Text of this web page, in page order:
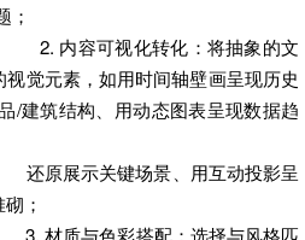
；
2. 内容可视化转化：将抽象的文
觉元素，如用时间轴壁画呈现历史
/建筑结构、用动态图表呈现数据趋
还原展示关键场景、用互动投影呈
；
3. 材质与色彩搭配：选择与风格匹